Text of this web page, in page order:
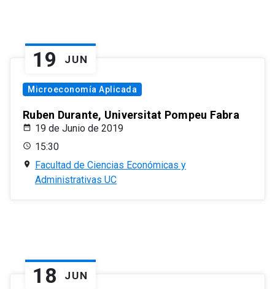
19 JUN
Microeconomía Aplicada
Ruben Durante, Universitat Pompeu Fabra
19 de Junio de 2019
15:30
Facultad de Ciencias Económicas y
Administrativas UC
18 JUN